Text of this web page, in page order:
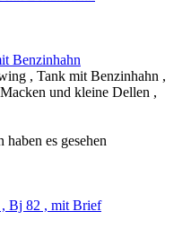
Benzinhahn
, Tank mit Benzinhahn ,
und kleine Dellen ,
haben es gesehen